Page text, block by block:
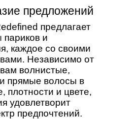
предложений
предлагает
париков и
каждое со своими
Независимо от
волнистые,
прямые волосы в
плотности и цвете,
удовлетворит
предпочтений.